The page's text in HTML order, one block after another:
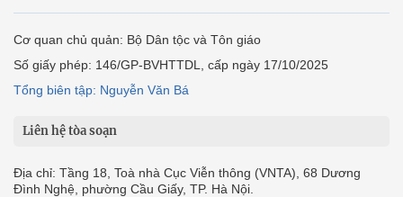
Cơ quan chủ quản: Bộ Dân tộc và Tôn giáo
Số giấy phép: 146/GP-BVHTTDL, cấp ngày 17/10/2025
Tổng biên tập: Nguyễn Văn Bá
Liên hệ tòa soạn
Địa chỉ: Tầng 18, Toà nhà Cục Viễn thông (VNTA), 68 Dương
Đình Nghệ, phường Cầu Giấy, TP. Hà Nội.